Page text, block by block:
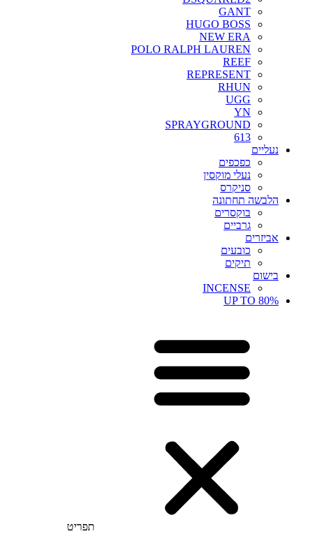
GANT
HUGO BOSS
NEW ERA
POLO RALPH LAUREN
REEF
REPRESENT
RHUN
UGG
YN
SPRAYGROUND
613
נעליים
כפכפים
נעלי מוקסין
סניקרס
הלבשה תחתונה
בוקסרים
גרביים
אביזרים
כובעים
תיקים
בישום
INCENSE
UP TO 80%
תפריט